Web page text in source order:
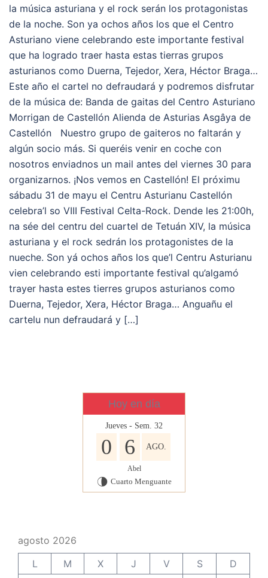
la música asturiana y el rock serán los protagonistas
de la noche. Son ya ochos años los que el Centro
Asturiano viene celebrando este importante festival
que ha logrado traer hasta estas tierras grupos
asturianos como Duerna, Tejedor, Xera, Héctor Braga…
Este año el cartel no defraudará y podremos disfrutar
de la música de: Banda de gaitas del Centro Asturiano
Morrigan de Castellón Alienda de Asturias Asgâya de
Castellón Nuestro grupo de gaiteros no faltarán y
algún socio más. Si queréis venir en coche con
nosotros enviadnos un mail antes del viernes 30 para
organizarnos. ¡Nos vemos en Castellón! El próximu
sábadu 31 de mayu el Centru Asturianu Castellón
celebra’l so VIII Festival Celta-Rock. Dende les 21:00h,
na sée del centru del cuartel de Tetuán XIV, la música
asturiana y el rock sedrán los protagonistes de la
nueche. Son yá ochos años los que’l Centru Asturianu
vien celebrando esti importante festival qu’algamó
trayer hasta estes tierres grupos asturianos como
Duerna, Tejedor, Xera, Héctor Braga… Anguañu el
cartelu nun defraudará y […]
Hoy en día
Jueves - Sem. 32
0 6 AGO.
Abel
U Cuarto Menguante
agosto 2026
L
M X J V S
D